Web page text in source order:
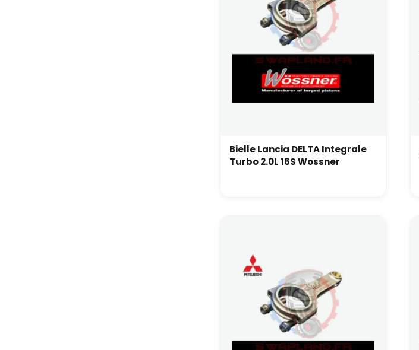
Bielle Lancia DELTA Integrale
Turbo 2.0L 16S Wossner